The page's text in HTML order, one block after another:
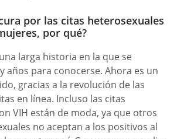
por las citas heterosexuales
por qué?
larga historia en la que se
años para conocerse. Ahora es un
gracias a la revolución de las
en línea. Incluso las citas
VIH están de moda, ya que otros
no aceptan a los positivos al